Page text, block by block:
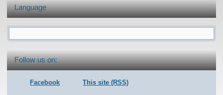
Ιωαννίδης
ΑΛΚΙΝΟΟΣ ΙΩΑΝΝΙΔΗΣ
Language
Search form
Follow us on:
Facebook This site (RSS)